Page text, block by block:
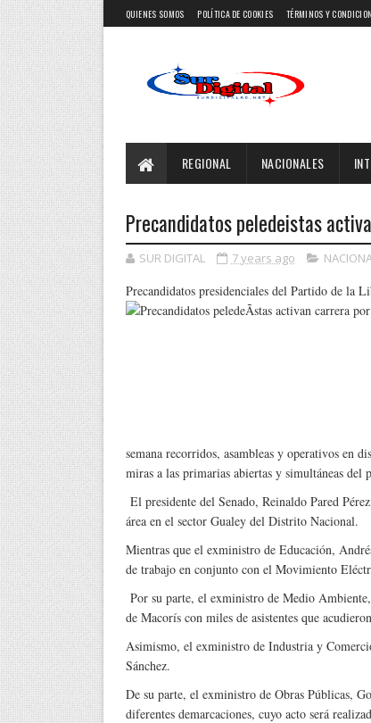
QUIENES SOMOS POLÍTICA DE COOKIES TÉRMINOS Y
REGIONAL NACIONALES
Precandidatos peledeistas
SUR DIGITAL 7 years ago
Precandidatos presidenciales del Partido de la
semana recorridos, asambleas y operativos en
miras a las primarias abiertas y simultáneas
El presidente del Senado, Reinaldo Pared
área en el sector Gualey del Distrito Nacional.
Mientras que el exministro de Educación,
de trabajo en conjunto con el Movimiento
Por su parte, el exministro de Medio
de Macorís con miles de asistentes que
Asimismo, el exministro de Industria y
Sánchez.
De su parte, el exministro de Obras Públicas,
diferentes demarcaciones, cuyo acto será